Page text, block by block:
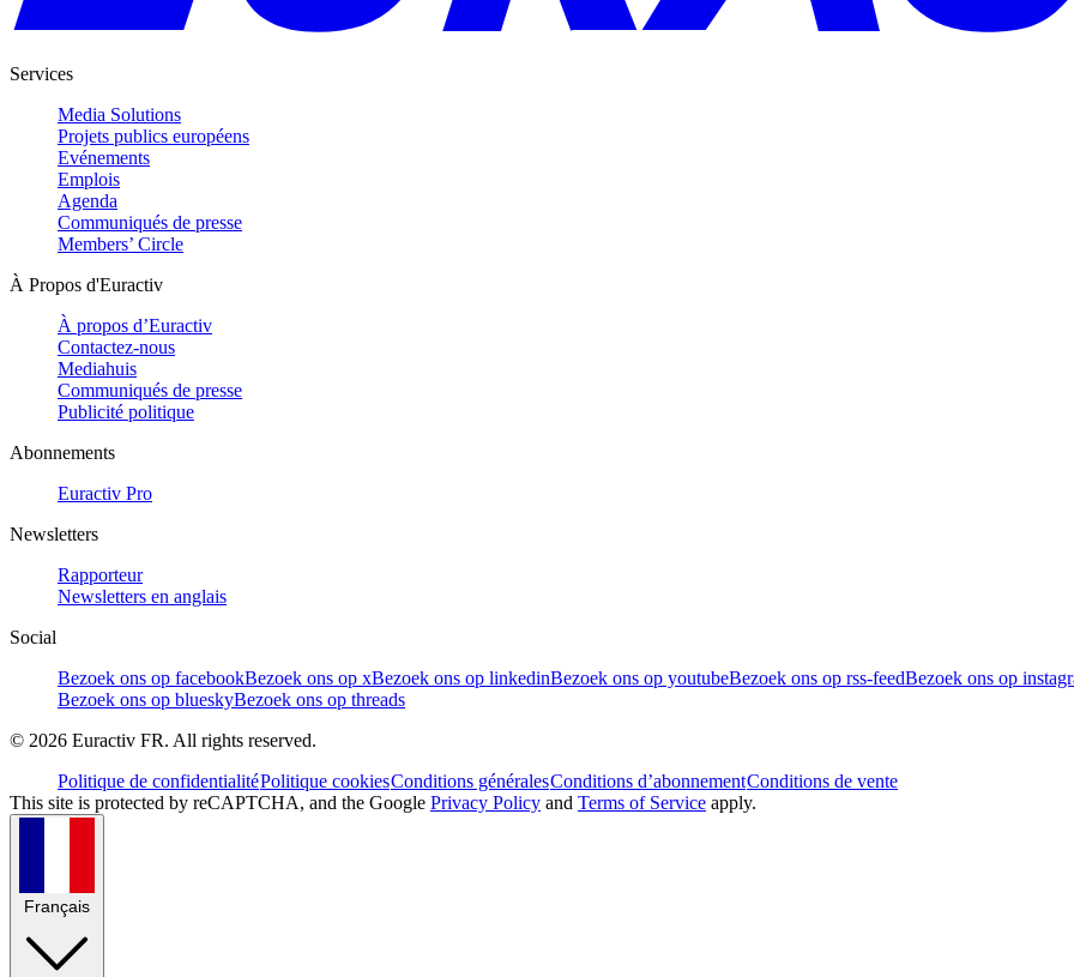
Services
Media Solutions
Projets publics européens
Evénements
Emplois
Agenda
Communiqués de presse
Members’ Circle
À Propos d'Euractiv
À propos d’Euractiv
Contactez-nous
Mediahuis
Communiqués de presse
Publicité politique
Abonnements
Euractiv Pro
Newsletters
Rapporteur
Newsletters en anglais
Social
Bezoek ons op facebookBezoek ons op xBezoek ons op linkedinBezoek ons op youtubeBezoek ons op rss-feedBezoek ons op
Bezoek ons op blueskyBezoek ons op threads
© 2026 Euractiv FR. All rights reserved.
Politique de confidentialitéPolitique cookiesConditions généralesConditions d’abonnementConditions de vente
This site is protected by reCAPTCHA, and the Google Privacy Policy and Terms of Service apply.
Français